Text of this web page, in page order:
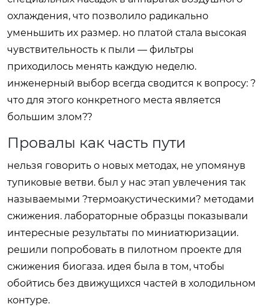
охлаждения, что позволило радикально
уменьшить их размер. но платой стала высокая
чувствительность к пыли — фильтры
приходилось менять каждую неделю.
инженерный выбор всегда сводится к вопросу: ?
что для этого конкретного места является
большим злом??
Провалы как часть пути
нельзя говорить о новых методах, не упомянув
тупиковые ветви. был у нас этап увлечения так
называемыми ?термоакустическими? методами
сжижения. лабораторные образцы показывали
интересные результаты по миниатюризации.
решили попробовать в пилотном проекте для
сжижения биогаза. идея была в том, чтобы
обойтись без движущихся частей в холодильном
контуре.